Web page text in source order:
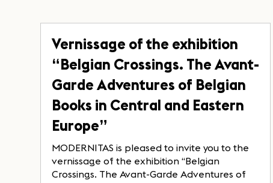
Vernissage of the exhibition
“Belgian Crossings. The Avant-
Garde Adventures of Belgian
Books in Central and Eastern
Europe”
MODERNITAS is pleased to invite you to the
vernissage of the exhibition “Belgian
Crossings. The Avant-Garde Adventures of